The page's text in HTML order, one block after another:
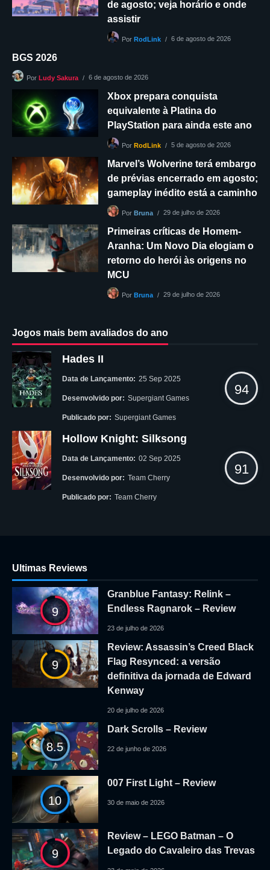
de agosto; veja horário e onde
assistir
Por RodLink 6 de agosto de 2026
BGS 2026
Por Ludy Sakura 6 de agosto de 2026
Xbox prepara conquista
equivalente à Platina do
PlayStation para ainda este ano
Por RodLink 5 de agosto de 2026
Marvel’s Wolverine terá embargo
de prévias encerrado em agosto;
gameplay inédito está a caminho
Por Bruna 29 de julho de 2026
Primeiras críticas de Homem-
Aranha: Um Novo Dia elogiam o
retorno do herói às origens no
MCU
Por Bruna 29 de julho de 2026
Jogos mais bem avaliados do ano
Hades II
Data de Lançamento: 25 Sep 2025
Desenvolvido por: Supergiant Games
Publicado por: Supergiant Games
94
Hollow Knight: Silksong
Data de Lançamento: 02 Sep 2025
Desenvolvido por: Team Cherry
Publicado por: Team Cherry
91
Ultimas Reviews
9
Granblue Fantasy: Relink –
Endless Ragnarok – Review
23 de julho de 2026
9
Review: Assassin’s Creed Black
Flag Resynced: a versão
definitiva da jornada de Edward
Kenway
20 de julho de 2026
8.5
Dark Scrolls – Review
22 de junho de 2026
10
007 First Light – Review
30 de maio de 2026
9
Review – LEGO Batman – O
Legado do Cavaleiro das Trevas